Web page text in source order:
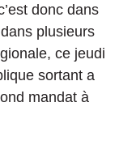
donc dans
plusieurs
ce jeudi
sortant a
mandat à